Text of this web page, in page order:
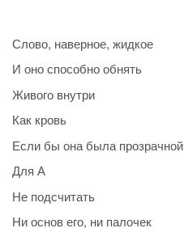
Слово, наверное, жидкое
И оно способно обнять
Живого внутри
Как кровь
Если бы она была прозрачной
Для А
Не подсчитать
Ни основ его, ни палочек